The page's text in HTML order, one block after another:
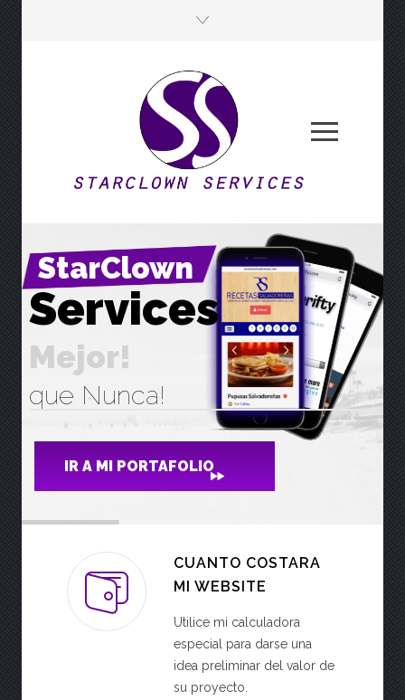
Mejor!
Services
StarClown
que Nunca!
IR A MI PORTAFOLIO
CUANTO COSTARA
MI WEBSITE
Utilice mi calculadora
especial para darse una
idea preliminar del valor de
su proyecto.